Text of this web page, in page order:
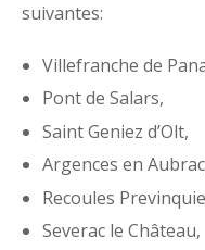
suivantes:
Villefranche de
Pont de Salars,
Saint Geniez d’Olt,
Argences en
Recoules
Severac le Château,